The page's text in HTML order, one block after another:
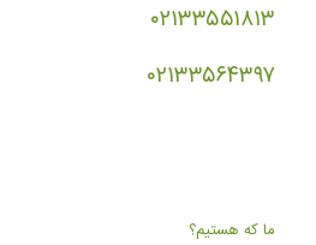
۰۲۱۳۳۵۵۱۸۱۳
۰۲۱۳۳۵۶۴۳۹۷
ما که هستیم؟